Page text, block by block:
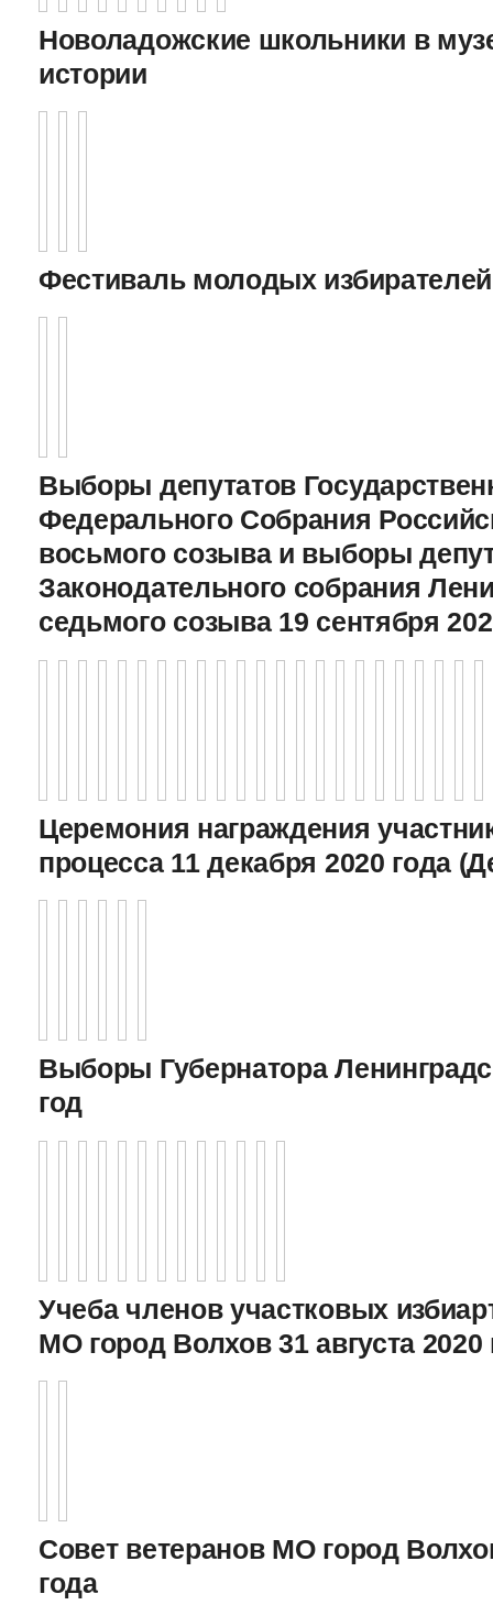
Новоладожские школьники в
истории
Фестиваль молодых избирателей
Выборы депутатов
Федерального Собрания
восьмого созыва и выборы
Законодательного cобрания
седьмого созыва 19 сентября
Церемония награждения
процесса 11 декабря 2020 года
Выборы Губернатора
год
Учеба членов участковых
МО город Волхов 31 августа 2020
Совет ветеранов МО город
года